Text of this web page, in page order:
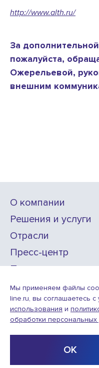
http://www.alth.ru/
За
пожалуйста,
Ожерельевой,
внешним
О компании
Решения и услуги
Отрасли
Пресс-центр
Проекты
Карьера
Условия использования веб-
Мы применяем файлы
line.ru, вы соглашаетесь с
использования и
обработки персональных
ОК